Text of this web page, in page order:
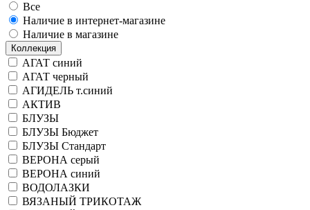
Все
Наличие в интернет-магазине
Наличие в магазине
Коллекция
АГАТ синий
АГАТ черный
АГИДЕЛЬ т.синий
АКТИВ
БЛУЗЫ
БЛУЗЫ Бюджет
БЛУЗЫ Стандарт
ВЕРОНА серый
ВЕРОНА синий
ВОДОЛАЗКИ
ВЯЗАНЫЙ ТРИКОТАЖ